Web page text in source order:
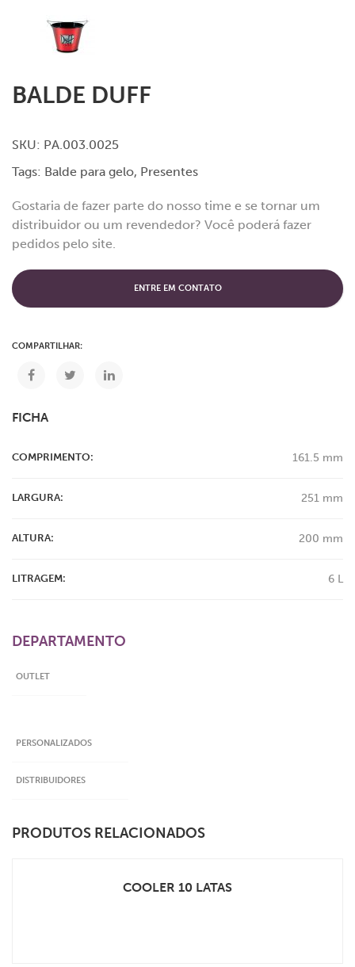
BALDE DUFF
SKU: PA.003.0025
Tags: Balde para gelo, Presentes
Gostaria de fazer parte do nosso time e se tornar um
distribuidor ou um revendedor? Você poderá fazer
pedidos pelo site.
ENTRE EM CONTATO
COMPARTILHAR:
FICHA
COMPRIMENTO: 161.5 mm
LARGURA: 251 mm
ALTURA: 200 mm
LITRAGEM: 6 L
DEPARTAMENTO
OUTLET
PERSONALIZADOS
DISTRIBUIDORES
PRODUTOS RELACIONADOS
COOLER 10 LATAS